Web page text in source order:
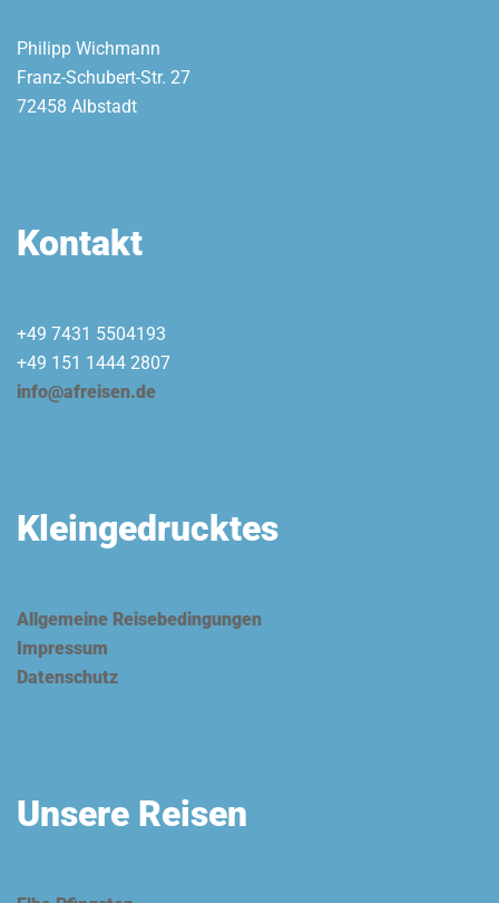
Philipp Wichmann
Franz-Schubert-Str. 27
72458 Albstadt
Kontakt
+49 7431 5504193
+49 151 1444 2807
info@afreisen.de
Kleingedrucktes
Allgemeine Reisebedingungen
Impressum
Datenschutz
Unsere Reisen